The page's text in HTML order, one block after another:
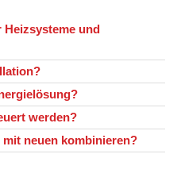
Heizsysteme und
werden?
neuen kombinieren?